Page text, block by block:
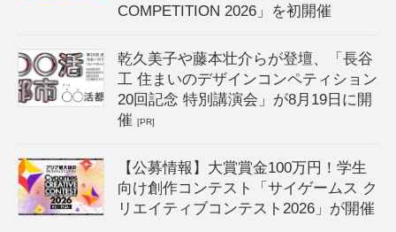
COMPETITION 2026」を初開催
乾久美子や藤本壮介らが登壇、「長谷
工 住まいのデザインコンペティション
20回記念 特別講演会」が8月19日に開
催[PR]
【公募情報】大賞賞金100万円！学生
向け創作コンテスト「サイゲームス ク
リエイティブコンテスト2026」が開催